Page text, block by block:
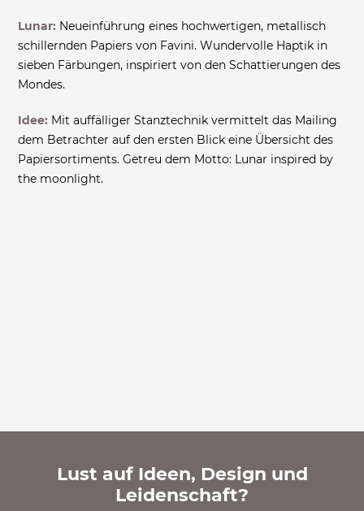
Lunar: Neueinführung eines hochwertigen, metallisch
schillernden Papiers von Favini. Wundervolle Haptik in
sieben Färbungen, inspiriert von den Schattierungen des
Mondes.
Idee: Mit auffälliger Stanztechnik vermittelt das Mailing
dem Betrachter auf den ersten Blick eine Übersicht des
Papiersortiments. Getreu dem Motto: Lunar inspired by
the moonlight.
Lust auf Ideen, Design und
Leidenschaft?